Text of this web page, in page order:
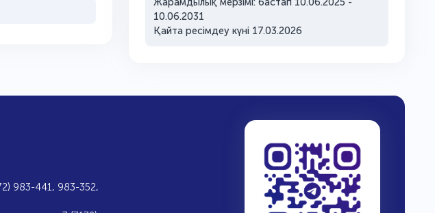
10.06.2031
Қайта ресімдеу күні 17.03.2026
983-441, 983-352,